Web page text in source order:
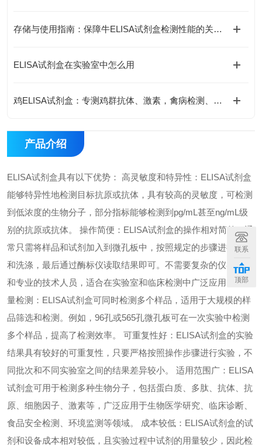
存储与使用指南：保障牛ELISA试剂盒检测性能的关键措施
ELISA试剂盒在实验室中怎么用
鸡ELISA试剂盒：专测鸡群抗体、激素，禽病检测、养殖科研都能用
产品介绍
ELISA试剂盒具有以下优势： 高灵敏度和特异性：ELISA试剂盒
能够特异性地检测目标抗原或抗体，具有较高的灵敏度，可检测
到低浓度的生物分子，部分指标能够检测到pg/mL甚至ng/mL级
别的抗原或抗体。 操作简便：ELISA试剂盒的操作相对简单，通
常只需将样品和试剂加入到微孔板中，按照规定的步骤进行孵育
和洗涤，最后通过酶标仪读取结果即可。不需要复杂的仪器设备
和专业的技术人员，适合在实验室和临床检测中广泛应用。 高通
量检测：ELISA试剂盒可同时检测多个样品，适用于大规模的样
品筛选和检测。例如，96孔或565孔微孔板可在一次实验中检测
多个样品，提高了检测效率。 可重复性好：ELISA试剂盒的实验
结果具有较好的可重复性，只要严格按照操作步骤进行实验，不
同批次和不同实验室之间的结果差异较小。 适用范围广：ELISA
试剂盒可用于检测多种生物分子，包括蛋白质、多肽、抗体、抗
原、细胞因子、激素等，广泛应用于生物医学研究、临床诊断、
食品安全检测、环境监测等领域。 成本较低：ELISA试剂盒的试
剂和设备成本相对较低，且实验过程中试剂的用量较少，因此检
联系
顶部